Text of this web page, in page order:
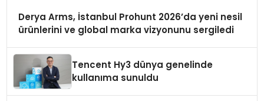
Derya Arms, İstanbul Prohunt 2026’da yeni nesil
ürünlerini ve global marka vizyonunu sergiledi
Tencent Hy3 dünya genelinde
kullanıma sunuldu